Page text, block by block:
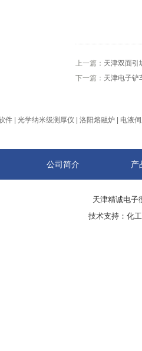
上一篇： 天津双面引
下一篇： 天津电子铲
件 光学纳米级测厚仪 洛阳熔融炉 电液
公司简介 产
天津精诚电
技术支持： 化